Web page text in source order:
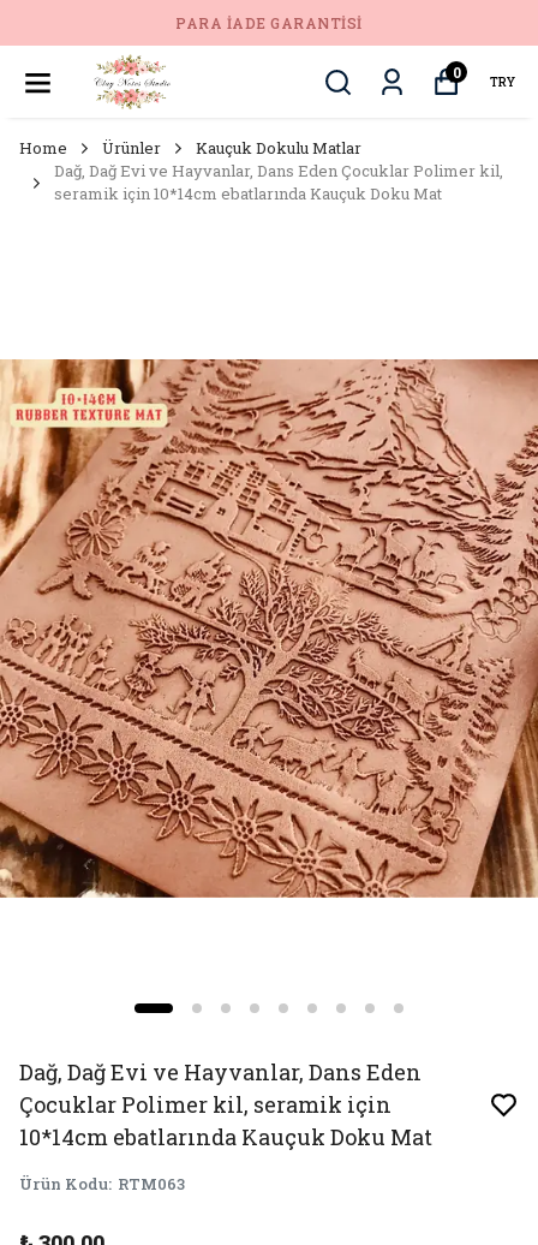
PARA İADE GARANTISI
0
TRY
Home Ürünler
Kauçuk Dokulu Matlar
Dağ, Dağ Evi ve Hayvanlar, Dans Eden Çocuklar Polimer kil,
seramik için 10*14cm ebatlarında Kauçuk Doku Mat
Dağ, Dağ Evi ve Hayvanlar, Dans Eden
Çocuklar Polimer kil, seramik için
10*14cm ebatlarında Kauçuk Doku Mat
Ürün Kodu: RTM063